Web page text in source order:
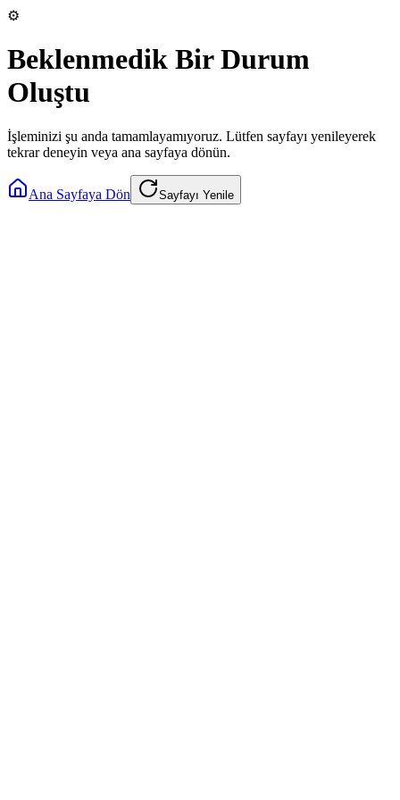
⚙️
Beklenmedik Bir Durum
Oluştu
İşleminizi şu anda tamamlayamıyoruz. Lütfen sayfayı yenileyerek
tekrar deneyin veya ana sayfaya dönün.
Ana Sayfaya Dön Sayfayı Yenile